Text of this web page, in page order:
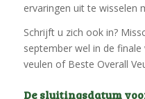
ervaringen uit te wisselen
Schrijft u zich ook in?
september wel in de
veulen of Beste Overall
De sluitingsdatum